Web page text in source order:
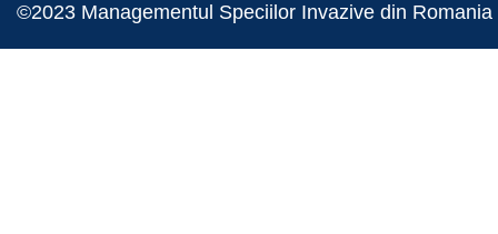
©2023 Managementul Speciilor Invazive din Romania